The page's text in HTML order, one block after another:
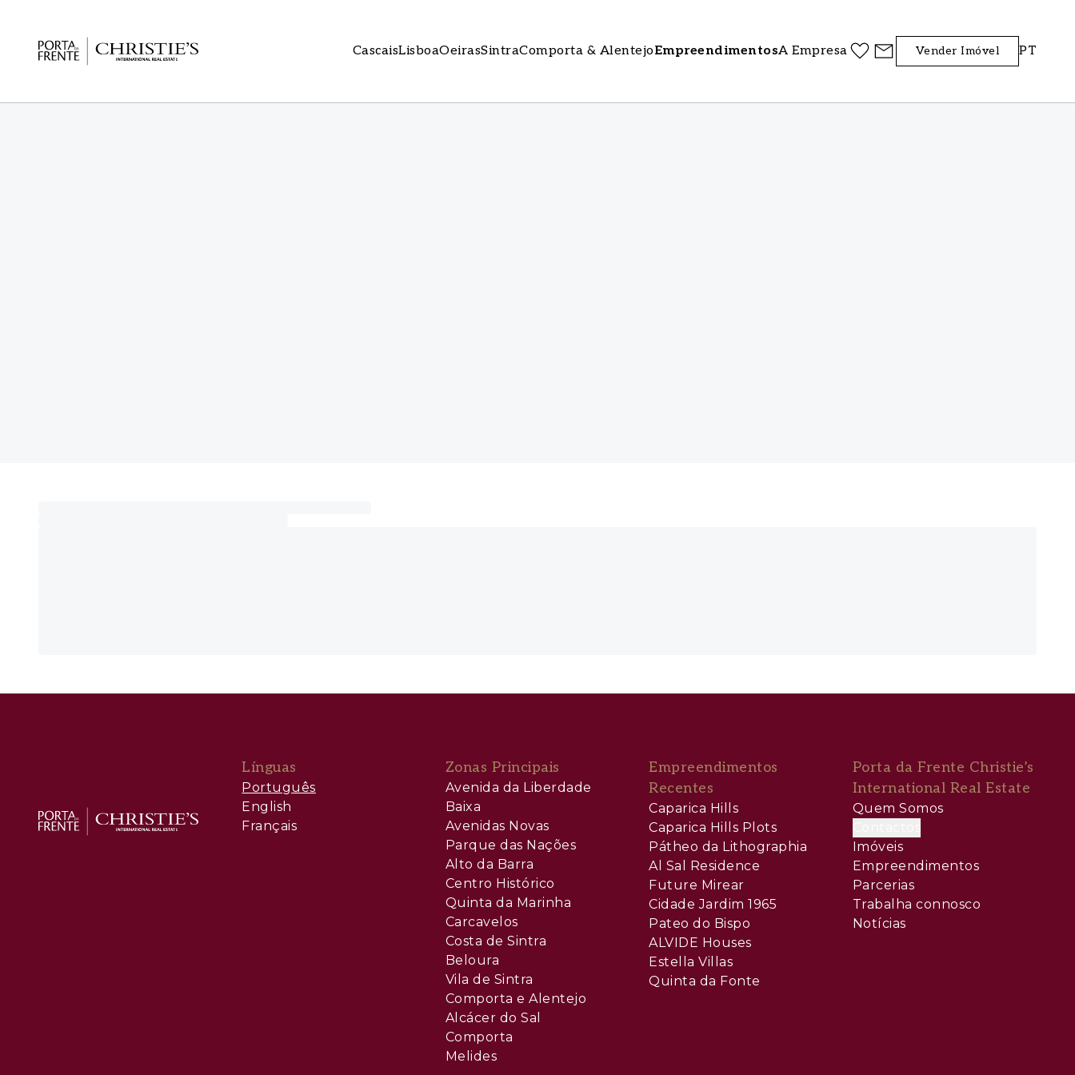
CascaisLisboaOeirasSintraComporta & AlentejoEmpreendimentosA Empresa Vender Imóvel PT
Línguas
Português
English
Français
Zonas Principais
Avenida da Liberdade
Baixa
Avenidas Novas
Parque das Nações
Alto da Barra
Centro Histórico
Quinta da Marinha
Carcavelos
Costa de Sintra
Beloura
Vila de Sintra
Comporta e Alentejo
Alcácer do Sal
Comporta
Melides
Empreendimentos
Recentes
Caparica Hills
Caparica Hills Plots
Pátheo da Lithographia
Al Sal Residence
Future Mirear
Cidade Jardim 1965
Pateo do Bispo
ALVIDE Houses
Estella Villas
Quinta da Fonte
Porta da Frente Christie’s
International Real Estate
Quem Somos
Imóveis
Empreendimentos
Parcerias
Trabalha connosco
Notícias